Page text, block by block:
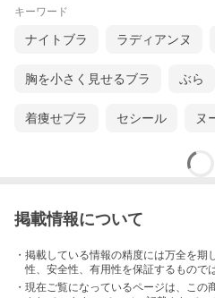
キーワード
ナイトブラ ラディアンヌ
胸を小さく見せるブラ ぶら
着痩せブラ セシール ヌ
掲載情報について
・掲載している情報の精度には万全を
性、安全性、有用性を保証するもので
・現在ご覧になっているページは、この